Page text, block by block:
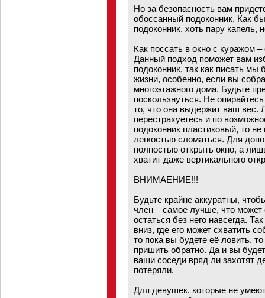
Но за безопасность вам
обоссанный подоконник. Как
подоконник, хоть пару капель,
Как поссать в окно с куражом
Данный подход поможет вам
подоконник, так как писать
жизни, особенно, если вы
многоэтажного дома. Будьте
поскользнуться. Не
то, что она выдержит ваш вес.
перестрахуетесь и по
подоконник пластиковый, то
легкостью сломаться. Для
полностью открыть окно, а
хватит даже вертикального
ВНИМАЕНИЕ!!!
Будьте крайне аккуратны,
член – самое лучше, что
остаться без него навсегда.
вниз, где его может схватить
то пока вы будете её ловить,
пришить обратно. Да и вы
ваши соседи вряд ли захотят
потеряли.
Для девушек, которые не